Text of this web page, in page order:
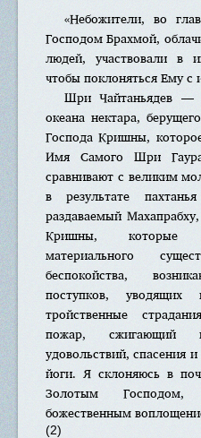
«Небожители, во
Господом Брахмой,
людей, участвовали в
чтобы поклоняться Ему с
Шри Чайтаньядев —
океана нектара,
Господа Кришны,
Имя Самого Шри
сравнивают с великим
в результате
раздаваемый
Кришны, которые
материального
беспокойства,
поступков,
тройственные
пожар, сжигающий
удовольствий, спасения
йоги. Я склоняюсь в
Золотым Господом,
божественным
(2)